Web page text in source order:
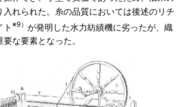
入れられた。糸の品質においては後述のリチ
ト ※9） が発明した水力紡績機に劣ったが、織
な要素となった。